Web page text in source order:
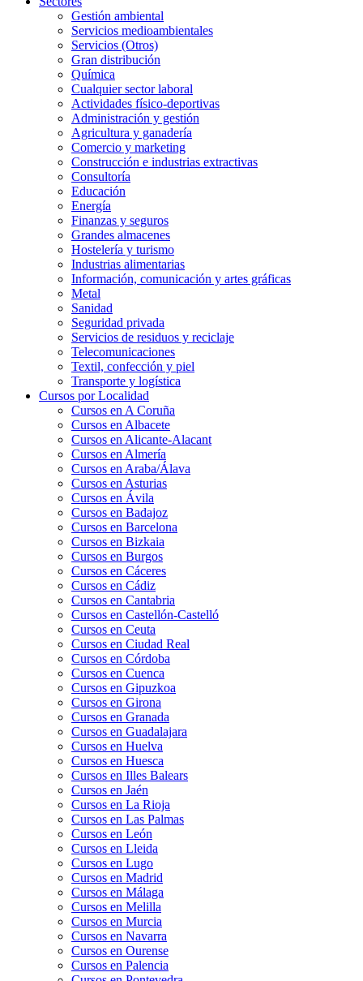
Gestión ambiental
Servicios medioambientales
Servicios (Otros)
Gran distribución
Química
Cualquier sector laboral
Actividades físico-deportivas
Administración y gestión
Agricultura y ganadería
Comercio y marketing
Construcción e industrias extractivas
Consultoría
Educación
Energía
Finanzas y seguros
Grandes almacenes
Hostelería y turismo
Industrias alimentarias
Información, comunicación y artes gráficas
Metal
Sanidad
Seguridad privada
Servicios de residuos y reciclaje
Telecomunicaciones
Textil, confección y piel
Transporte y logística
Cursos por Localidad
Cursos en A Coruña
Cursos en Albacete
Cursos en Alicante-Alacant
Cursos en Almería
Cursos en Araba/Álava
Cursos en Asturias
Cursos en Ávila
Cursos en Badajoz
Cursos en Barcelona
Cursos en Bizkaia
Cursos en Burgos
Cursos en Cáceres
Cursos en Cádiz
Cursos en Cantabria
Cursos en Castellón-Castelló
Cursos en Ceuta
Cursos en Ciudad Real
Cursos en Córdoba
Cursos en Cuenca
Cursos en Gipuzkoa
Cursos en Girona
Cursos en Granada
Cursos en Guadalajara
Cursos en Huelva
Cursos en Huesca
Cursos en Illes Balears
Cursos en Jaén
Cursos en La Rioja
Cursos en Las Palmas
Cursos en León
Cursos en Lleida
Cursos en Lugo
Cursos en Madrid
Cursos en Málaga
Cursos en Melilla
Cursos en Murcia
Cursos en Navarra
Cursos en Ourense
Cursos en Palencia